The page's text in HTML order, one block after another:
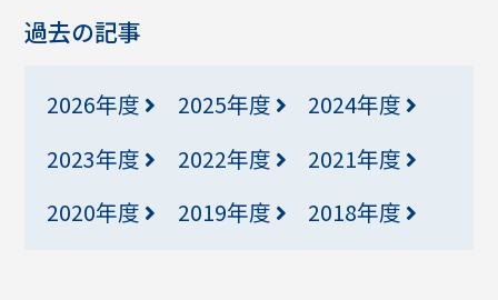
過去の記事
2026年度 2025年度
2024年度
2023年度
2022年度
2021年度
2020年度
2019年度 2018年度